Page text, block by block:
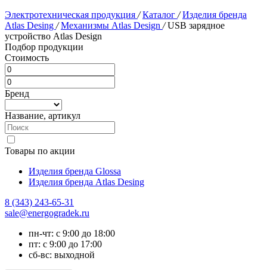
Электротехническая продукция / Каталог / Изделия бренда
Atlas Desing / Механизмы Atlas Design / USB зарядное
устройство Atlas Design
Подбор продукции
Стоимость
Бренд
Название, артикул
Товары по акции
Изделия бренда Glossa
Изделия бренда Atlas Desing
8 (343) 243-65-31
sale@energogradek.ru
пн-чт: с 9:00 до 18:00
пт: с 9:00 до 17:00
сб-вс: выходной